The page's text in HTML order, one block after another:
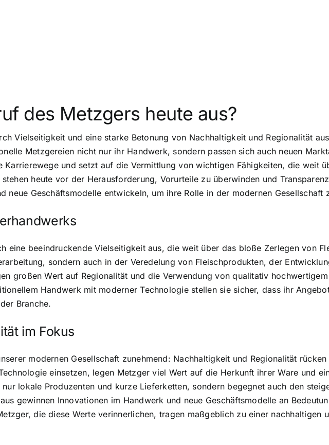
des Metzgers heute aus?
Vielseitigkeit und eine starke Betonung von Nachhaltigkeit und Regionalität
Metzgereien nicht nur ihr Handwerk, sondern passen sich auch neuen
und setzt auf die Vermittlung von wichtigen Fähigkeiten, die weit
heute vor der Herausforderung, Vorurteile zu überwinden und
neue Geschäftsmodelle entwickeln, um ihre Rolle in der modernen Gesellschaft
eine beeindruckende Vielseitigkeit aus, die weit über das bloße Zerlegen von
sondern auch in der Veredelung von Fleischprodukten, der
großen Wert auf Regionalität und die Verwendung von qualitativ
Handwerk mit moderner Technologie stellen sie sicher, dass ihr
Branche.
im Fokus
modernen Gesellschaft zunehmend: Nachhaltigkeit und Regionalität
einsetzen, legen Metzger viel Wert auf die Herkunft ihrer Ware und
lokale Produzenten und kurze Lieferketten, sondern begegnet auch den
gewinnen Innovationen im Handwerk und neue Geschäftsmodelle an
die diese Werte verinnerlichen, tragen maßgeblich zu einer nachhaltigen